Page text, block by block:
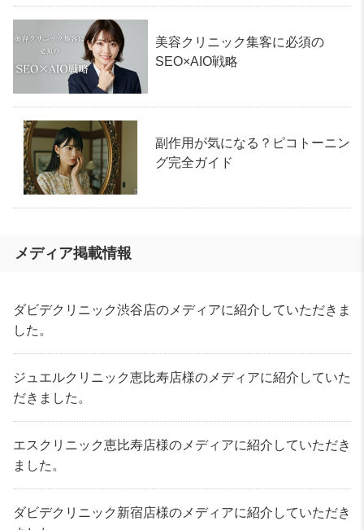
美容クリニック集客に必須の
SEO×AIO戦略
副作用が気になる？ピコトーニン
グ完全ガイド
メディア掲載情報
ダビデクリニック渋谷店のメディアに紹介していただきま
した。
ジュエルクリニック恵比寿店様のメディアに紹介していた
だきました。
エスクリニック恵比寿店様のメディアに紹介していただき
ました。
ダビデクリニック新宿店様のメディアに紹介していただき